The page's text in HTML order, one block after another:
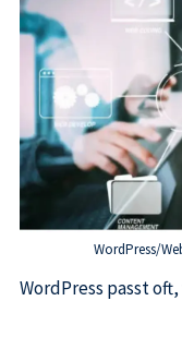
WordPress/
WordPress passt oft,